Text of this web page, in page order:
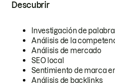
Descubrir
Investigación de
Análisis de la
Análisis de mercado
SEO local
Sentimiento de marca
Análisis de backlinks